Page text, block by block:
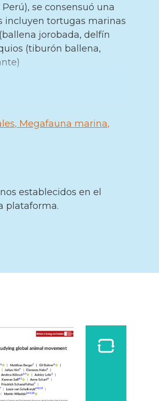
se consensuó una
incluyen tortugas marinas
jorobada, delfín
(tiburón ballena,
Megafauna marina
establecidos en el
plataforma.
Rocuales Delfines
cazones Tiburones
Tiburones ballena
y móbulas
Dermoquélidos